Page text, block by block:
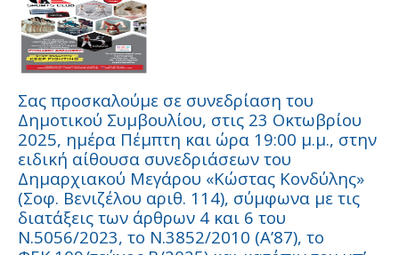
Σας προσκαλούμε σε συνεδρίαση του
Δημοτικού Συμβουλίου, στις 23 Οκτωβρίου
2025, ημέρα Πέμπτη και ώρα 19:00 μ.μ., στην
ειδική αίθουσα συνεδριάσεων του
Δημαρχιακού Μεγάρου «Κώστας Κονδύλης»
(Σοφ. Βενιζέλου αριθ. 114), σύμφωνα με τις
διατάξεις των άρθρων 4 και 6 του
Ν.5056/2023, το Ν.3852/2010 (Α’87), το